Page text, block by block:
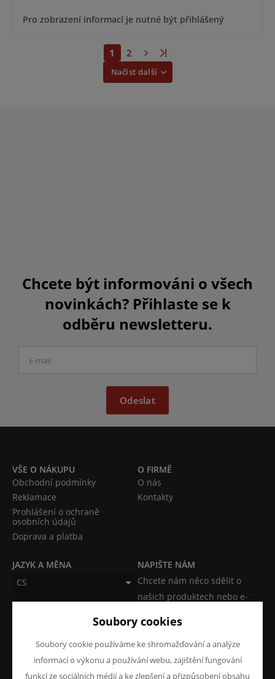
Pro zobrazení informací je nutné být přihlášený
Načíst další
1 2
Chcete být informováni o všech
novinkách? Přihlaste se k
odběru newsletteru.
Odeslat
VŠE O NÁKUPU
Obchodní podmínky
Reklamace
Prohlášení o ochraně
osobních údajů
Doprava a platba
O FIRMĚ
O nás
Kontakty
JAZYK A MĚNA
CS
CZK (Kč)
NAPIŠTE NÁM
Chcete nám něco sdělit o
našich produktech nebo e-
Soubory cookies
Soubory cookie používáme ke shromažďování a analýze
informací o výkonu a používání webu, zajištění fungování
funkcí ze sociálních médií a ke zlepšení a přizpůsobení obsahu